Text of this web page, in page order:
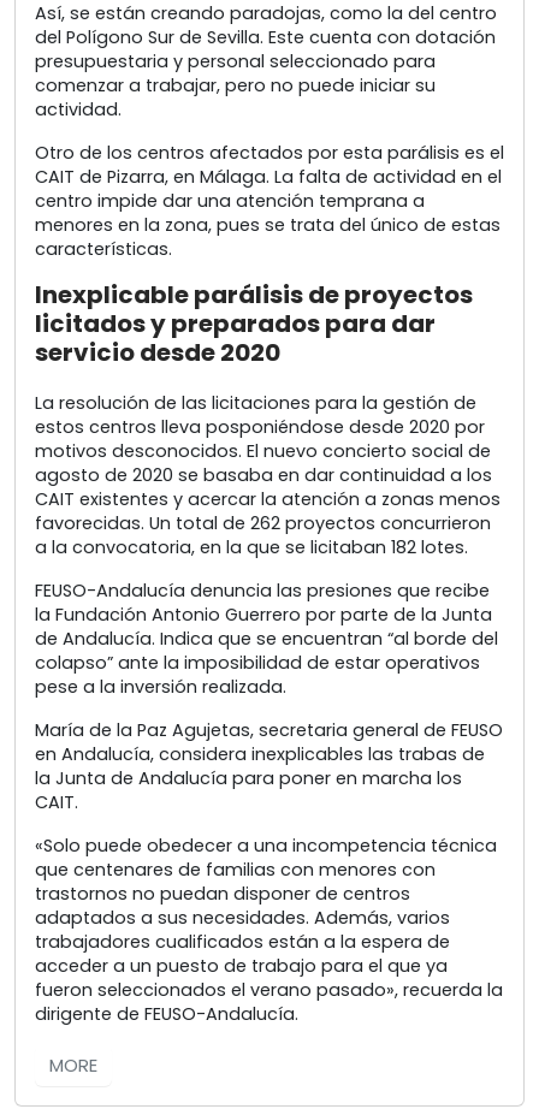
Así, se están creando paradojas, como la del centro
del Polígono Sur de Sevilla. Este cuenta con dotación
presupuestaria y personal seleccionado para
comenzar a trabajar, pero no puede iniciar su
actividad.
Otro de los centros afectados por esta parálisis es el
CAIT de Pizarra, en Málaga. La falta de actividad en el
centro impide dar una atención temprana a
menores en la zona, pues se trata del único de estas
características.
Inexplicable parálisis de proyectos
licitados y preparados para dar
servicio desde 2020
La resolución de las licitaciones para la gestión de
estos centros lleva posponiéndose desde 2020 por
motivos desconocidos. El nuevo concierto social de
agosto de 2020 se basaba en dar continuidad a los
CAIT existentes y acercar la atención a zonas menos
favorecidas. Un total de 262 proyectos concurrieron
a la convocatoria, en la que se licitaban 182 lotes.
FEUSO-Andalucía denuncia las presiones que recibe
la Fundación Antonio Guerrero por parte de la Junta
de Andalucía. Indica que se encuentran “al borde del
colapso” ante la imposibilidad de estar operativos
pese a la inversión realizada.
María de la Paz Agujetas, secretaria general de FEUSO
en Andalucía, considera inexplicables las trabas de
la Junta de Andalucía para poner en marcha los
CAIT.
«Solo puede obedecer a una incompetencia técnica
que centenares de familias con menores con
trastornos no puedan disponer de centros
adaptados a sus necesidades. Además, varios
trabajadores cualificados están a la espera de
acceder a un puesto de trabajo para el que ya
fueron seleccionados el verano pasado», recuerda la
dirigente de FEUSO-Andalucía.
MORE